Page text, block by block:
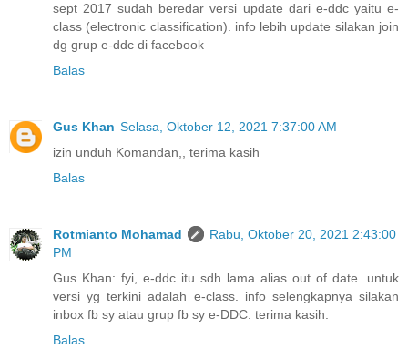
sept 2017 sudah beredar versi update dari e-ddc yaitu e-
class (electronic classification). info lebih update silakan join
dg grup e-ddc di facebook
Balas
Gus Khan Selasa, Oktober 12, 2021 7:37:00 AM
izin unduh Komandan,, terima kasih
Balas
Rotmianto Mohamad
Rabu, Oktober 20, 2021 2:43:00
PM
Gus Khan: fyi, e-ddc itu sdh lama alias out of date. untuk
versi yg terkini adalah e-class. info selengkapnya silakan
inbox fb sy atau grup fb sy e-DDC. terima kasih.
Balas